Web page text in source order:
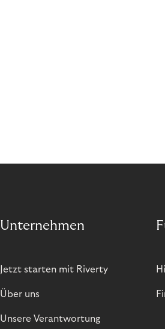
Unternehmen
Jetzt starten mit Riverty
Über uns
Unsere Verantwortung